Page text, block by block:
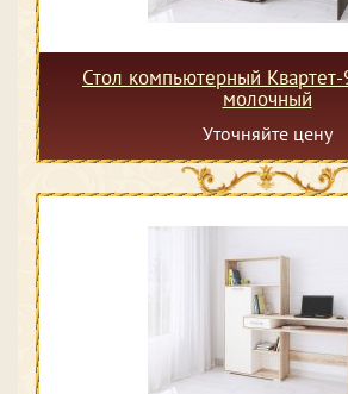
Стол компьютерный
молочный
Уточняйте цену